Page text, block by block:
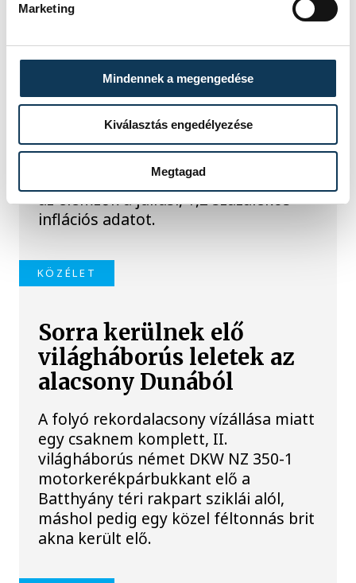
Marketing
Mindennek a megengedése
Kiválasztás engedélyezése
Megtagad
TOVÁBBI CIKKEK
KÖZÉLET
Meglepték az elemzőket
a júliusi inflációs adatok
Hatalmas meglepetésként értékelték
az elemzők a júliusi, 1,2 százalékos
inflációs adatot.
KÖZÉLET
Sorra kerülnek elő
világháborús leletek az
alacsony Dunából
A folyó rekordalacsony vízállása miatt
egy csaknem komplett, II.
világháborús német DKW NZ 350-1
motorkerékpárbukkant elő a
Batthyány téri rakpart sziklái alól,
máshol pedig egy közel féltonnás brit
akna került elő.